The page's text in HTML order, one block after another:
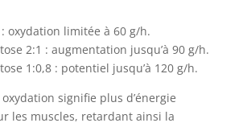
: oxydation limitée à 60 g/h.
2:1 : augmentation jusqu’à 90 g/h.
1:0,8 : potentiel jusqu’à 120 g/h.
signifie plus d’énergie
les muscles, retardant ainsi la